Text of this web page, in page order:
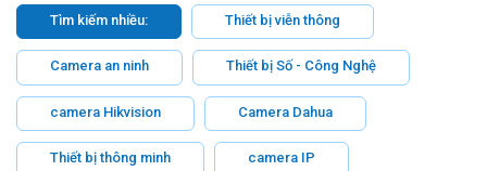
Tìm kiếm nhiều: Thiết bị viễn thông
Camera an ninh Thiết bị Số - Công Nghệ
camera Hikvision Camera Dahua
Thiết bị thông minh camera IP